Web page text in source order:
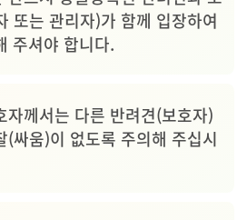
또는 관리자)가 함께 입장하여
주셔야 합니다.
자께서는 다른 반려견(보호자)
(싸움)이 없도록 주의해 주십시